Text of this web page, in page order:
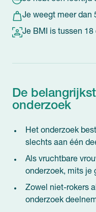
Je weegt meer dan
Je BMI is tussen 18
De
onderzoek
Het onderzoek
slechts aan één
Als vruchtbare
onderzoek, mits je
Zowel niet-rokers
onderzoek